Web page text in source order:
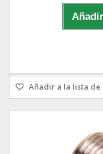
Añadir a la lista de